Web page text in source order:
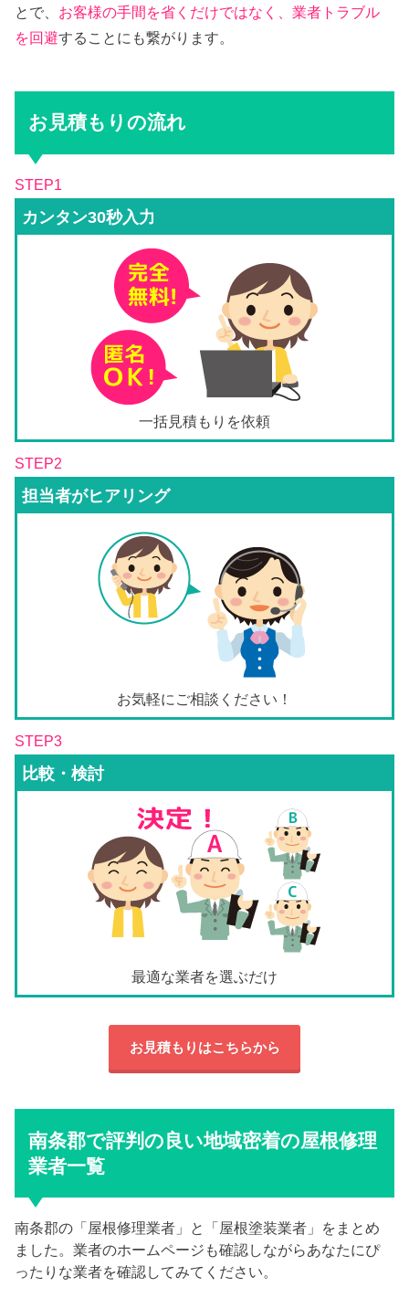
とで、 お客様の手間を省くだけではなく、業者トラブル
を回避することにも繋がります。
お見積もりの流れ
STEP1
カンタン30秒入力
一括見積もりを依頼
STEP2
担当者がヒアリング
お気軽にご相談ください！
STEP3
比較・検討
最適な業者を選ぶだけ
お見積もりはこちらから
南条郡で評判の良い地域密着の屋根修理
業者一覧
南条郡の「屋根修理業者」と「屋根塗装業者」をまとめ
ました。業者のホームページも確認しながらあなたにぴ
ったりな業者を確認してみてください。